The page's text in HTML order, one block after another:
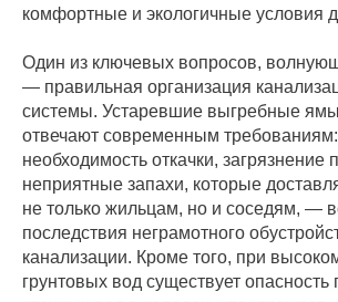
комфортные и экологичные условия
Один из ключевых вопросов,
— правильная организация
системы. Устаревшие выгребные
отвечают современным
необходимость откачки, загрязнение
неприятные запахи, которые
не только жильцам, но и соседям, —
последствия неграмотного
канализации. Кроме того, при
грунтовых вод существует опасность